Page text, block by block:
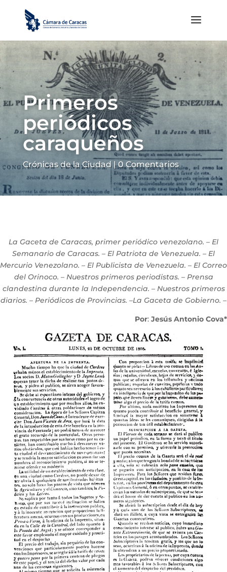
Primeros
periódicos
caraqueños
Crónicas de la Ciudad|0 Comentarios
La Gaceta de Caracas, primer periódico venezolano. – El
Semanario de Caracas. – El Patriota de Venezuela. – El
Mercurio Venezolano. – El Publicista de Venezuela. – El Correo
del Orinoco. – Nuestros primeros periodistas. – Prensa
clandestina durante la Independencia. – Nuestros primeros
diarios. – Periódicos de Provincias. –La Gaceta de Gobierno. –
Por: Jesús Antonio Cova*